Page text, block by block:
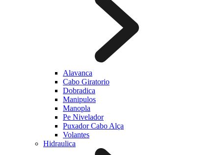
Alavanca
Cabo Giratorio
Dobradica
Manipulos
Manopla
Pe Nivelador
Puxador Cabo Alça
Volantes
Hidraulica